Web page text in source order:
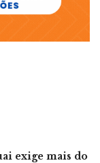
exige mais do